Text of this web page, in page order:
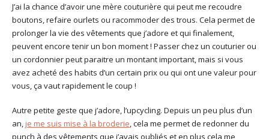
J’ai la chance d’avoir une mère couturière qui peut me recoudre
boutons, refaire ourlets ou racommoder des trous. Cela permet de
prolonger la vie des vêtements que j’adore et qui finalement,
peuvent encore tenir un bon moment ! Passer chez un couturier ou
un cordonnier peut paraitre un montant important, mais si vous
avez acheté des habits d’un certain prix ou qui ont une valeur pour
vous, ça vaut rapidement le coup !
Autre petite geste que j’adore, l’upcycling. Depuis un peu plus d’un
an, je me suis mise à la broderie , cela me permet de redonner du
punch à des vêtements que j’avais oubliés et en plus cela me